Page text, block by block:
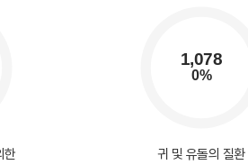
한
귀 및 유돌의 질환